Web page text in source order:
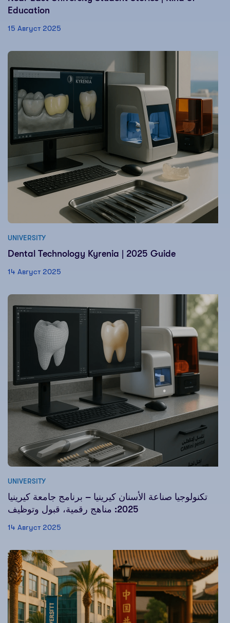
Education
15 Август 2025
UNIVERSITY
Dental Technology Kyrenia | 2025 Guide
14 Август 2025
UNIVERSITY
تكنولوجيا صناعة الأسنان كيرينيا – برنامج جامعة كيرينيا
2025: مناهج رقمية، قبول وتوظيف
14 Август 2025